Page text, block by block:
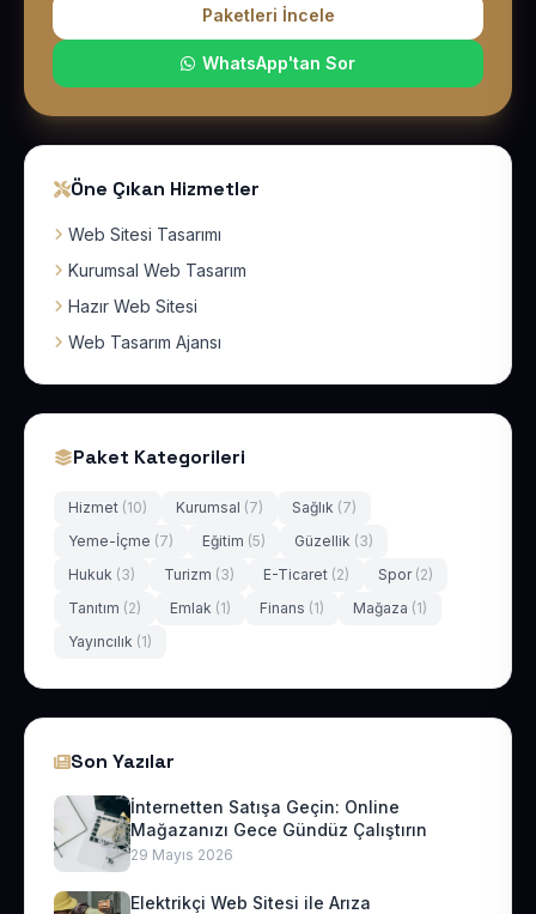
Paketleri İncele
WhatsApp'tan Sor
Öne Çıkan Hizmetler
Web Sitesi Tasarımı
Kurumsal Web Tasarım
Hazır Web Sitesi
Web Tasarım Ajansı
Paket Kategorileri
Hizmet (10) Kurumsal (7) Sağlık (7)
Yeme-İçme (7) Eğitim (5) Güzellik (3)
Hukuk (3) Turizm (3) E-Ticaret (2) Spor (2)
Tanıtım (2) Emlak (1) Finans (1) Mağaza (1)
Yayıncılık (1)
Son Yazılar
İnternetten Satışa Geçin: Online
Mağazanızı Gece Gündüz Çalıştırın
29 Mayıs 2026
Elektrikçi Web Sitesi ile Arıza